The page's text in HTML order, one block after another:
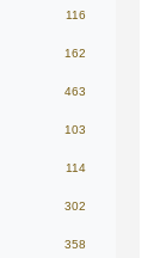
116
162
463
103
114
302
358